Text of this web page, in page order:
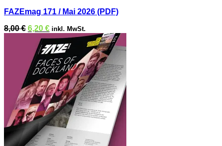
FAZEmag 171 / Mai 2026 (PDF)
8,00€ Ursprünglicher
Preis
war:
8,00 €
6,20 €Aktueller
Preis
ist:
6,20 €.
inkl. MwSt.